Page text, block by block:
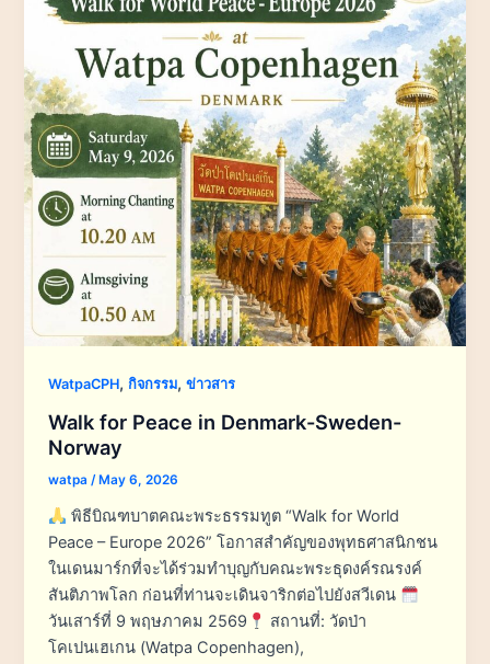
WatpaCPH,กิจกรรม,ข่าวสาร
Walk for Peace in Denmark-Sweden-
Norway
watpa/ May 6, 2026
พิธีบิณฑบาตคณะพระธรรมทูต “Walk for World
Peace – Europe 2026” โอกาสสำคัญของพุทธศาสนิกชน
ในเดนมาร์กที่จะได้ร่วมทำบุญกับคณะพระธุดงค์รณรงค์
สันติภาพโลก ก่อนที่ท่านจะเดินจาริกต่อไปยังสวีเดน
วันเสาร์ที่ 9 พฤษภาคม 2569
สถานที่: วัดป่า
โคเปนเฮเกน (Watpa Copenhagen),